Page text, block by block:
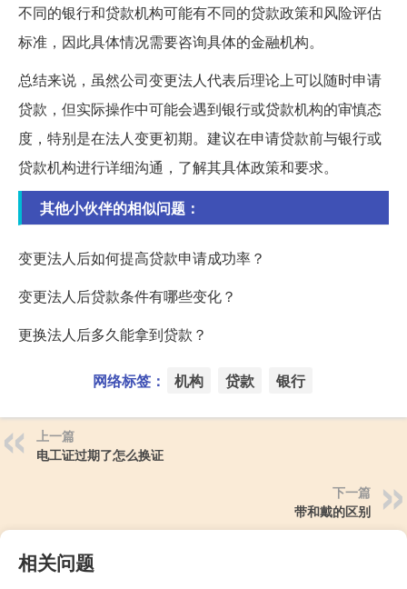
不同的银行和贷款机构可能有不同的贷款政策和风险评估
标准，因此具体情况需要咨询具体的金融机构。
总结来说，虽然公司变更法人代表后理论上可以随时申请
贷款，但实际操作中可能会遇到银行或贷款机构的审慎态
度，特别是在法人变更初期。建议在申请贷款前与银行或
贷款机构进行详细沟通，了解其具体政策和要求。
其他小伙伴的相似问题：
变更法人后如何提高贷款申请成功率？
变更法人后贷款条件有哪些变化？
更换法人后多久能拿到贷款？
网络标签： 机构 贷款 银行
上一篇
电工证过期了怎么换证
下一篇
带和戴的区别
相关问题